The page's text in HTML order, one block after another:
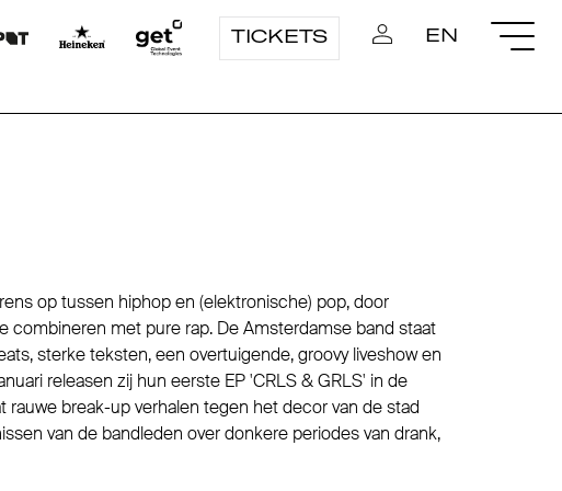
TICKETS EN
op tussen hiphop en (elektronische) pop, door
combineren met pure rap. De Amsterdamse band staat
sterke teksten, een overtuigende, groovy liveshow en
releasen zij hun eerste EP 'CRLS & GRLS' in de
rauwe break-up verhalen tegen het decor van de stad
van de bandleden over donkere periodes van drank,